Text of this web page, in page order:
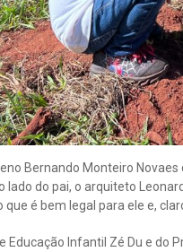
Bernando Monteiro
lado do pai, o arquiteto
que é bem legal para ele e,
Educação Infantil Zé Du e